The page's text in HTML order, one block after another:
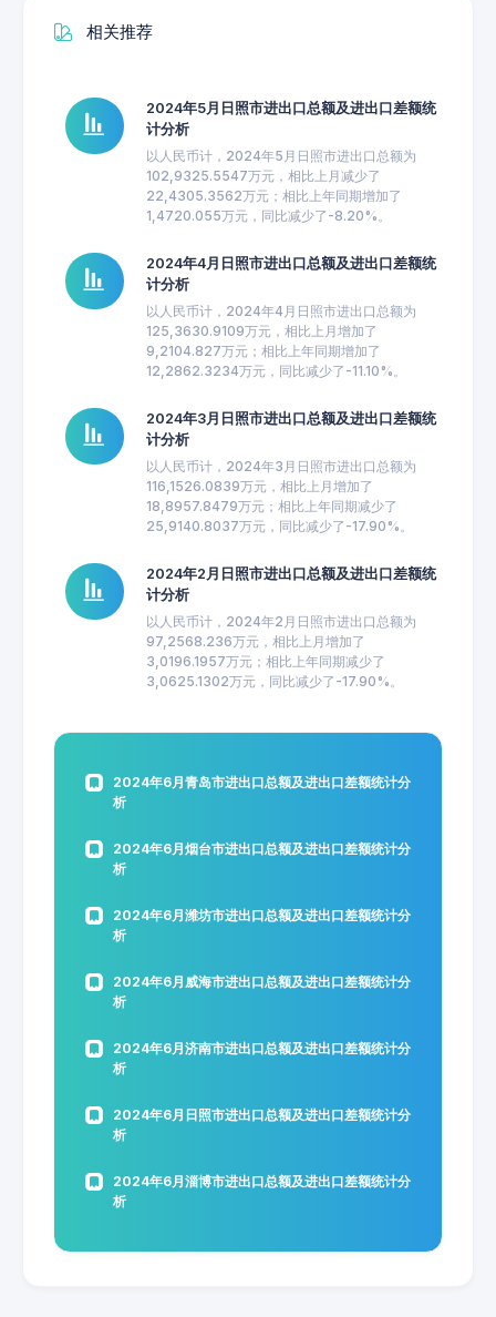
相关推荐
2024年5月日照市进出口总额及进出口差额统
计分析
以人民币计，2024年5月日照市进出口总额为
102,9325.5547万元，相比上月减少了
22,4305.3562万元；相比上年同期增加了
1,4720.055万元，同比减少了-8.20%。
2024年4月日照市进出口总额及进出口差额统
计分析
以人民币计，2024年4月日照市进出口总额为
125,3630.9109万元，相比上月增加了
9,2104.827万元；相比上年同期增加了
12,2862.3234万元，同比减少了-11.10%。
2024年3月日照市进出口总额及进出口差额统
计分析
以人民币计，2024年3月日照市进出口总额为
116,1526.0839万元，相比上月增加了
18,8957.8479万元；相比上年同期减少了
25,9140.8037万元，同比减少了-17.90%。
2024年2月日照市进出口总额及进出口差额统
计分析
以人民币计，2024年2月日照市进出口总额为
97,2568.236万元，相比上月增加了
3,0196.1957万元；相比上年同期减少了
3,0625.1302万元，同比减少了-17.90%。
2024年6月青岛市进出口总额及进出口差额统计分
析
2024年6月烟台市进出口总额及进出口差额统计分
析
2024年6月潍坊市进出口总额及进出口差额统计分
析
2024年6月威海市进出口总额及进出口差额统计分
析
2024年6月济南市进出口总额及进出口差额统计分
析
2024年6月日照市进出口总额及进出口差额统计分
析
2024年6月淄博市进出口总额及进出口差额统计分
析